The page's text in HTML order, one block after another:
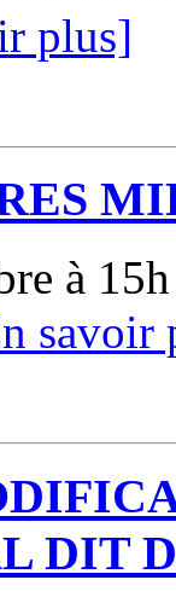
plus]
à
savoir
DIT